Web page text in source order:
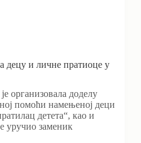
децу и личне пратиоце у
организовала доделу
помоћи намењеној деци
детета“, као и
уручио заменик